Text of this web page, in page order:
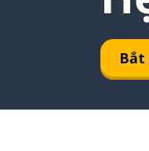
Bắt